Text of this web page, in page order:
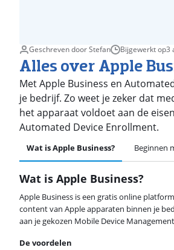
Geschreven door Stefan Bijgewerkt op3
Alles over Apple
Met Apple Business en
je bedrijf. Zo weet je zeker dat
het apparaat voldoet aan de
Automated Device Enrollment.
Wat is Apple Business? Beginnen
Wat is Apple Business?
Apple Business is een gratis online
content van Apple apparaten binnen je
aan je gekozen Mobile Device
De voordelen